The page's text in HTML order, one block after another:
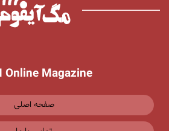
Online Magazine
صفحه اصلی